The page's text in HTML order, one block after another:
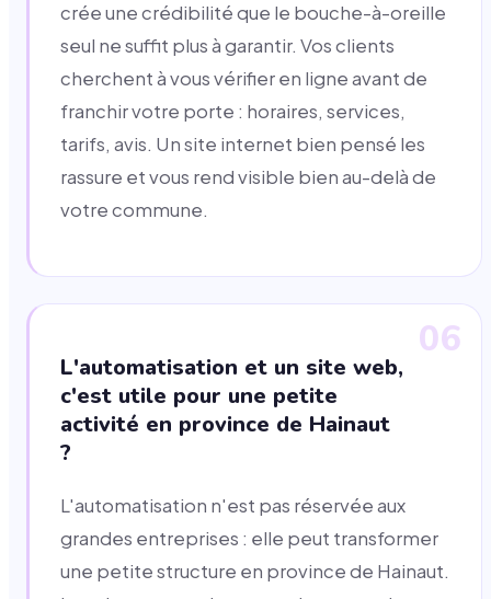
crée une crédibilité que le bouche-à-oreille
seul ne suffit plus à garantir. Vos clients
cherchent à vous vérifier en ligne avant de
franchir votre porte : horaires, services,
tarifs, avis. Un site internet bien pensé les
rassure et vous rend visible bien au-delà de
votre commune.
06
L'automatisation et un site web,
c'est utile pour une petite
activité en province de Hainaut
?
L'automatisation n'est pas réservée aux
grandes entreprises : elle peut transformer
une petite structure en province de Hainaut.